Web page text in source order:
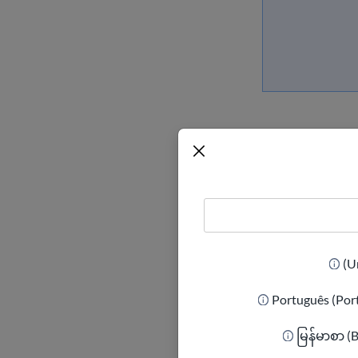
Português
မြန်မာစာ
اساس نقش‌های